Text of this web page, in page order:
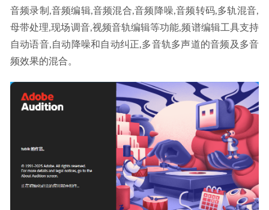
音频录制,音频编辑,音频混合,音频降噪,音频转码,多轨混音,
母带处理,现场调音,视频音轨编辑等功能,频谱编辑工具支持
自动语音,自动降噪和自动纠正,多音轨多声道的音频及多音
频效果的混合。
IObit Uninstaller Pro v15.4.0.1中文便携版-专业软件卸载工具
2026-04-15
RubyMine 2025.3.2 中文激活版-JetBrains全家桶系列软件
Adobe Photoshop 2025 V26.8.1.8 中文正式版 – monkrus版
数字音频工作站-REAPER v7.62 中文便携版
2026-03-01